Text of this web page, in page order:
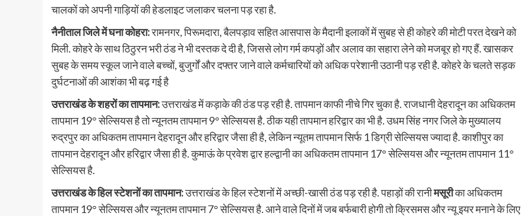
चालकों को अपनी गाड़ियों की हेडलाइट जलाकर चलना पड़ रहा है.
नैनीताल जिले में घना कोहरा:रामनगर, पिरूमदारा, बैलपड़ाव सहित आसपास के मैदानी इलाकों में सुबह से ही कोहरे की मोटी परत देखने को
मिली. कोहरे के साथ ठिठुरन भरी ठंड ने भी दस्तक दे दी है, जिससे लोग गर्म कपड़ों और अलाव का सहारा लेने को मजबूर हो गए हैं. खासकर
सुबह के समय स्कूल जाने वाले बच्चों, बुजुर्गों और दफ्तर जाने वाले कर्मचारियों को अधिक परेशानी उठानी पड़ रही है. कोहरे के चलते सड़क
दुर्घटनाओं की आशंका भी बढ़ गई है
उत्तराखंड के शहरों का तापमान:उत्तराखंड में कड़ाके की ठंड पड़ रही है. तापमान काफी नीचे गिर चुका है. राजधानी देहरादून का अधिकतम
तापमान 19° सेल्सियस है तो न्यूनतम तापमान 9° सेल्सियस है. ठीक यही तापमान हरिद्वार का भी है. उधम सिंह नगर जिले के मुख्यालय
रुद्रपुर का अधिकतम तापमान देहरादून और हरिद्वार जैसा ही है, लेकिन न्यूतम तापमान सिर्फ 1 डिग्री सेल्सियस ज्यादा है. काशीपुर का
तापमान देहरादून और हरिद्वार जैसा ही है. कुमाऊं के प्रवेश द्वार हल्द्वानी का अधिकतम तापमान 17° सेल्सियस और न्यूनतम तापमान 11°
सेल्सियस है.
उत्तराखंड के हिल स्टेशनों का तापमान:उत्तराखंड के हिल स्टेशनों में अच्छी-खासी ठंड पड़ रही है. पहाड़ों की रानीमसूरीका अधिकतम
तापमान 19° सेल्सियस और न्यूनतम तापमान 7° सेल्सियस है. आने वाले दिनों में जब बर्फबारी होगी तो क्रिसमस और न्यू इयर मनाने के लिए